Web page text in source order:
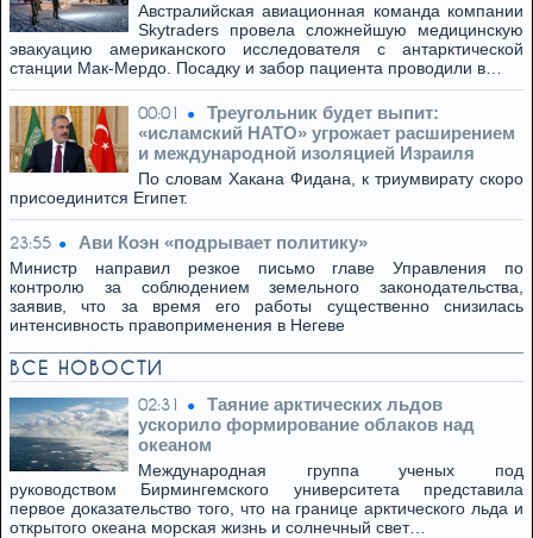
Австралийская авиационная команда компании
Skytraders провела сложнейшую медицинскую
эвакуацию американского исследователя с антарктической
станции Мак-Мердо. Посадку и забор пациента проводили в…
00:01
Треугольник будет выпит:
«исламский НАТО» угрожает расширением
и международной изоляцией Израиля
По словам Хакана Фидана, к триумвирату скоро
присоединится Египет.
23:55 Ави Коэн «подрывает политику»
Министр направил резкое письмо главе Управления по
контролю за соблюдением земельного законодательства,
заявив, что за время его работы существенно снизилась
интенсивность правоприменения в Негеве
ВСЕ НОВОСТИ
02:31
Таяние арктических льдов
ускорило формирование облаков над
океаном
Международная группа ученых под
руководством Бирмингемского университета представила
первое доказательство того, что на границе арктического льда и
открытого океана морская жизнь и солнечный свет…